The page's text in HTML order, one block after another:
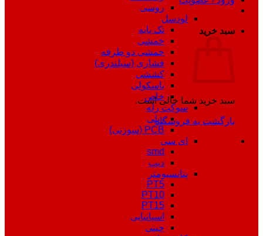
سبد خرید
سبد خرید شما خالی است.
بازگشت به فروشگاه
روسی
لودسل
تک پایه
خمشی
خمشی دو طرفه
فشاری (سیلندری)
کششی
باسکولی
خاص
سوکت رله
ریلی
PCB (سوزنی)
ای سی
smd
دیپ
پتانسیومتر
PT5
PT10
PT15
اسپانیایی
چینی